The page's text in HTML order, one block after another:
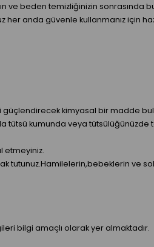
ve beden temizliğinizin
anda güvenle kullanmanız için
kimyasal bir madde
kumunda veya
etmeyiniz.
tutunuz.Hamilelerin,bebeklerin ve
bilgi amaçlı olarak yer almaktadır.